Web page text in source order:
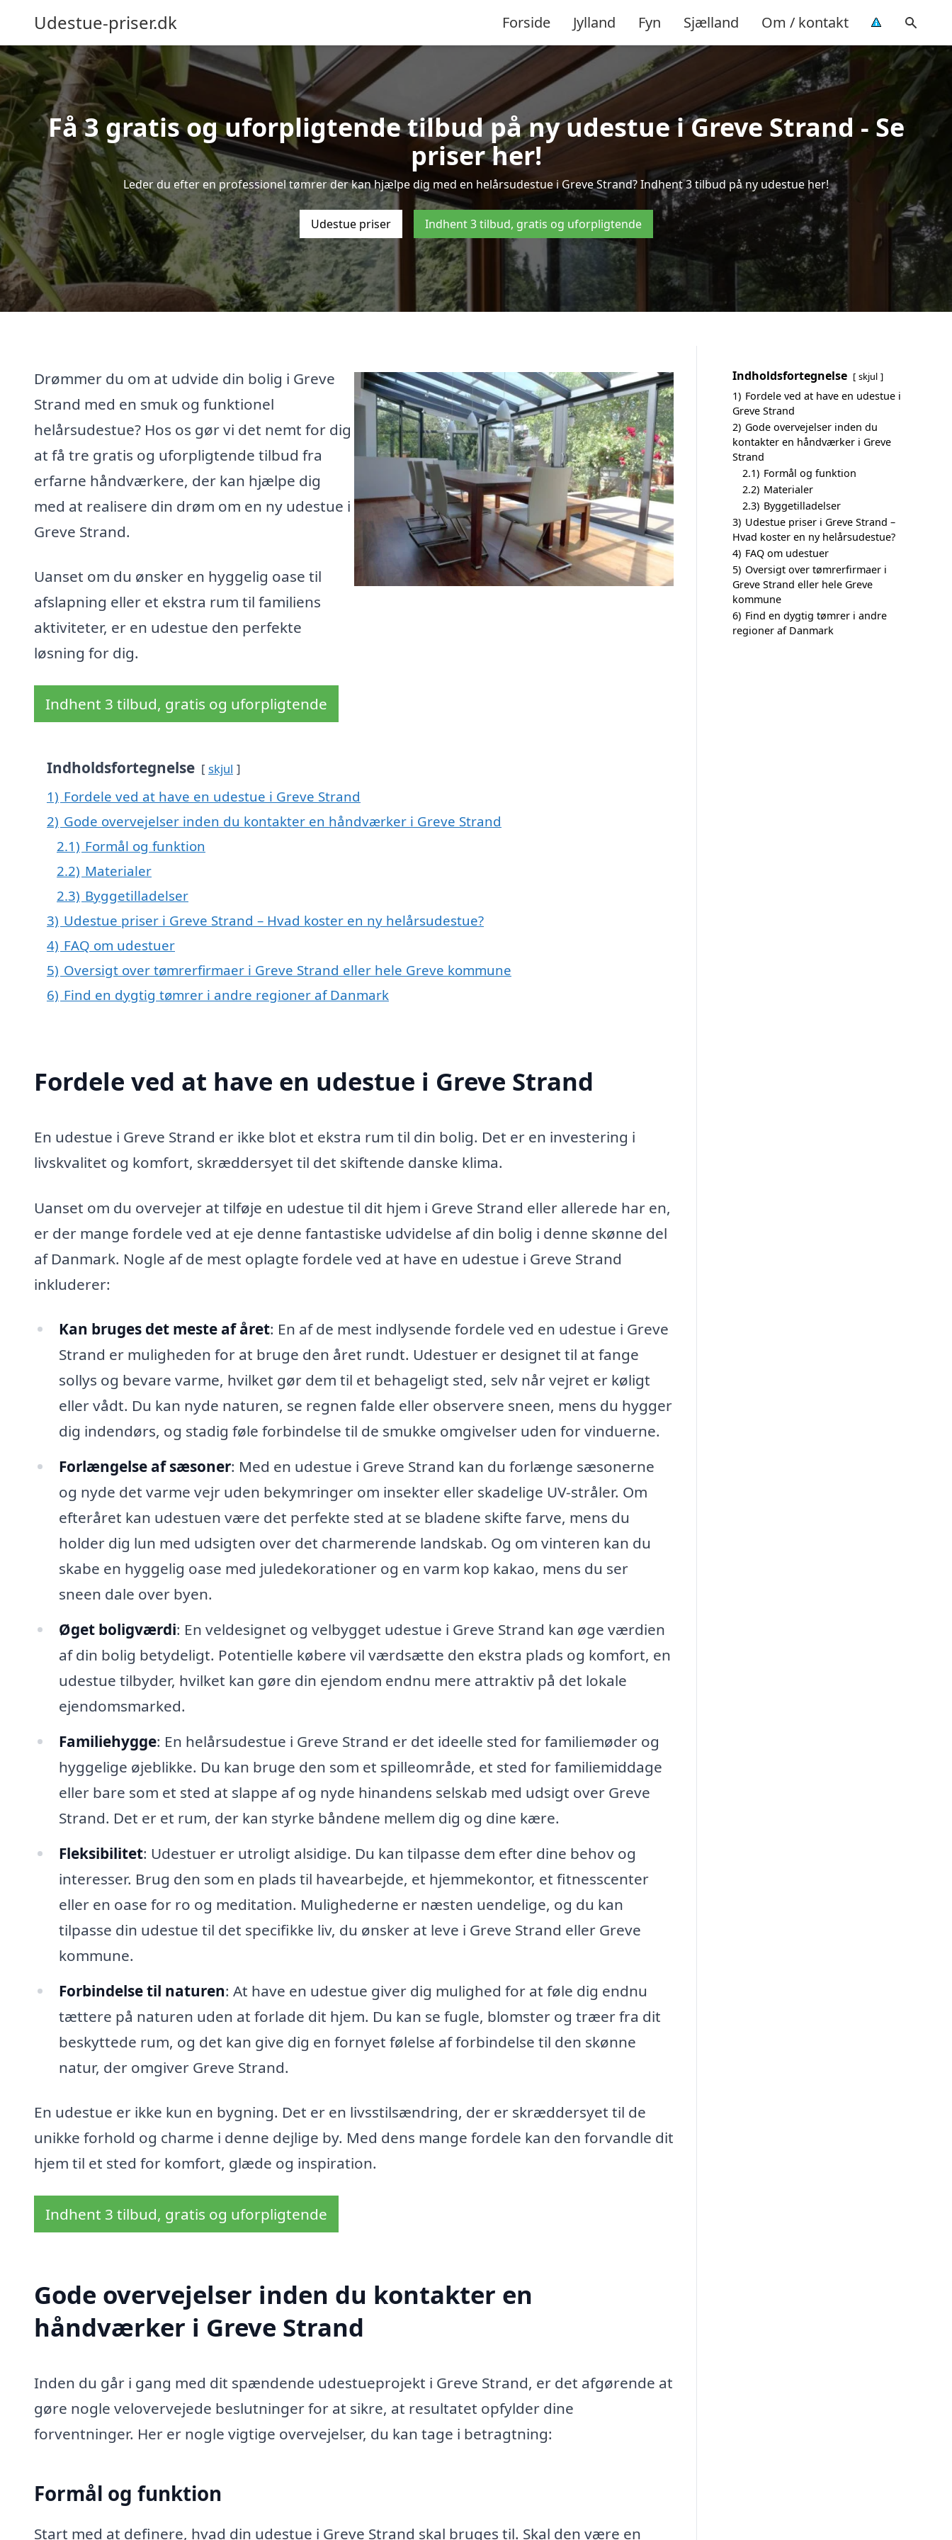
Udestue-priser.dk Forside Jylland Fyn Sjælland Om / kontakt
Få 3 gratis og uforpligtende tilbud på ny udestue i Greve Strand - Se
priser her!
Leder du efter en professionel tømrer der kan hjælpe dig med en helårsudestue i Greve Strand? Indhent 3 tilbud på ny udestue her!
Udestue priser Indhent 3 tilbud, gratis og uforpligtende
Drømmer du om at udvide din bolig i Greve
Strand med en smuk og funktionel
helårsudestue? Hos os gør vi det nemt for dig
at få tre gratis og uforpligtende tilbud fra
erfarne håndværkere, der kan hjælpe dig
med at realisere din drøm om en ny udestue i
Greve Strand.
Uanset om du ønsker en hyggelig oase til
afslapning eller et ekstra rum til familiens
aktiviteter, er en udestue den perfekte
løsning for dig.
Indhent 3 tilbud, gratis og uforpligtende
Indholdsfortegnelse skjul
1) Fordele ved at have en udestue i Greve Strand
2) Gode overvejelser inden du kontakter en håndværker i Greve Strand
2.1) Formål og funktion
2.2) Materialer
2.3) Byggetilladelser
3) Udestue priser i Greve Strand – Hvad koster en ny helårsudestue?
4) FAQ om udestuer
5) Oversigt over tømrerfirmaer i Greve Strand eller hele Greve kommune
6) Find en dygtig tømrer i andre regioner af Danmark
Fordele ved at have en udestue i Greve Strand
En udestue i Greve Strand er ikke blot et ekstra rum til din bolig. Det er en investering i
livskvalitet og komfort, skræddersyet til det skiftende danske klima.
Uanset om du overvejer at tilføje en udestue til dit hjem i Greve Strand eller allerede har en,
er der mange fordele ved at eje denne fantastiske udvidelse af din bolig i denne skønne del
af Danmark. Nogle af de mest oplagte fordele ved at have en udestue i Greve Strand
inkluderer:
Kan bruges det meste af året: En af de mest indlysende fordele ved en udestue i Greve
Strand er muligheden for at bruge den året rundt. Udestuer er designet til at fange
sollys og bevare varme, hvilket gør dem til et behageligt sted, selv når vejret er køligt
eller vådt. Du kan nyde naturen, se regnen falde eller observere sneen, mens du hygger
dig indendørs, og stadig føle forbindelse til de smukke omgivelser uden for vinduerne.
Forlængelse af sæsoner: Med en udestue i Greve Strand kan du forlænge sæsonerne
og nyde det varme vejr uden bekymringer om insekter eller skadelige UV-stråler. Om
efteråret kan udestuen være det perfekte sted at se bladene skifte farve, mens du
holder dig lun med udsigten over det charmerende landskab. Og om vinteren kan du
skabe en hyggelig oase med juledekorationer og en varm kop kakao, mens du ser
sneen dale over byen.
Øget boligværdi: En veldesignet og velbygget udestue i Greve Strand kan øge værdien
af din bolig betydeligt. Potentielle købere vil værdsætte den ekstra plads og komfort, en
udestue tilbyder, hvilket kan gøre din ejendom endnu mere attraktiv på det lokale
ejendomsmarked.
Familiehygge: En helårsudestue i Greve Strand er det ideelle sted for familiemøder og
hyggelige øjeblikke. Du kan bruge den som et spilleområde, et sted for familiemiddage
eller bare som et sted at slappe af og nyde hinandens selskab med udsigt over Greve
Strand. Det er et rum, der kan styrke båndene mellem dig og dine kære.
Fleksibilitet: Udestuer er utroligt alsidige. Du kan tilpasse dem efter dine behov og
interesser. Brug den som en plads til havearbejde, et hjemmekontor, et fitnesscenter
eller en oase for ro og meditation. Mulighederne er næsten uendelige, og du kan
tilpasse din udestue til det specifikke liv, du ønsker at leve i Greve Strand eller Greve
kommune.
Forbindelse til naturen: At have en udestue giver dig mulighed for at føle dig endnu
tættere på naturen uden at forlade dit hjem. Du kan se fugle, blomster og træer fra dit
beskyttede rum, og det kan give dig en fornyet følelse af forbindelse til den skønne
natur, der omgiver Greve Strand.
En udestue er ikke kun en bygning. Det er en livsstilsændring, der er skræddersyet til de
unikke forhold og charme i denne dejlige by. Med dens mange fordele kan den forvandle dit
hjem til et sted for komfort, glæde og inspiration.
Indhent 3 tilbud, gratis og uforpligtende
Gode overvejelser inden du kontakter en
håndværker i Greve Strand
Inden du går i gang med dit spændende udestueprojekt i Greve Strand, er det afgørende at
gøre nogle velovervejede beslutninger for at sikre, at resultatet opfylder dine
forventninger. Her er nogle vigtige overvejelser, du kan tage i betragtning:
Formål og funktion
Start med at definere, hvad din udestue i Greve Strand skal bruges til. Skal den være en
Indholdsfortegnelse skjul
1) Fordele ved at have en udestue i
Greve Strand
2) Gode overvejelser inden du
kontakter en håndværker i Greve
Strand
2.1) Formål og funktion
2.2) Materialer
2.3) Byggetilladelser
3) Udestue priser i Greve Strand –
Hvad koster en ny helårsudestue?
4) FAQ om udestuer
5) Oversigt over tømrerfirmaer i
Greve Strand eller hele Greve
kommune
6) Find en dygtig tømrer i andre
regioner af Danmark